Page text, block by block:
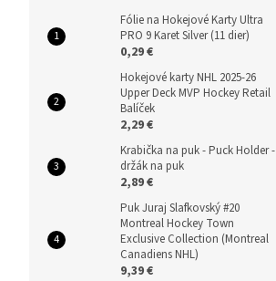
Fólie na Hokejové Karty Ultra
PRO 9 Karet Silver (11 dier)
0,29 €
Hokejové karty NHL 2025-26
Upper Deck MVP Hockey Retail
Balíček
2,29 €
Krabička na puk - Puck Holder -
držák na puk
2,89 €
Puk Juraj Slafkovský #20
Montreal Hockey Town
Exclusive Collection (Montreal
Canadiens NHL)
9,39 €